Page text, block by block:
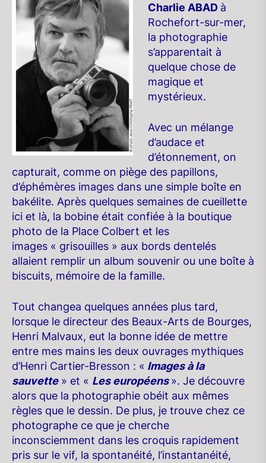
Charlie ABAD à
Rochefort-sur-mer,
la photographie
s’apparentait à
quelque chose de
magique et
mystérieux.
Avec un mélange
d’audace et
d’étonnement, on
capturait, comme on piège des papillons,
d’éphémères images dans une simple boîte en
bakélite. Après quelques semaines de cueillette
ici et là, la bobine était confiée à la boutique
photo de la Place Colbert et les
images « grisouilles » aux bords dentelés
allaient remplir un album souvenir ou une boîte à
biscuits, mémoire de la famille.
Tout changea quelques années plus tard,
lorsque le directeur des Beaux-Arts de Bourges,
Henri Malvaux, eut la bonne idée de mettre
entre mes mains les deux ouvrages mythiques
d’Henri Cartier-Bresson : « Images à la
sauvette» et « Les européens ». Je découvre
alors que la photographie obéit aux mêmes
règles que le dessin. De plus, je trouve chez ce
photographe ce que je cherche
inconsciemment dans les croquis rapidement
pris sur le vif, la spontanéité, l’instantanéité,